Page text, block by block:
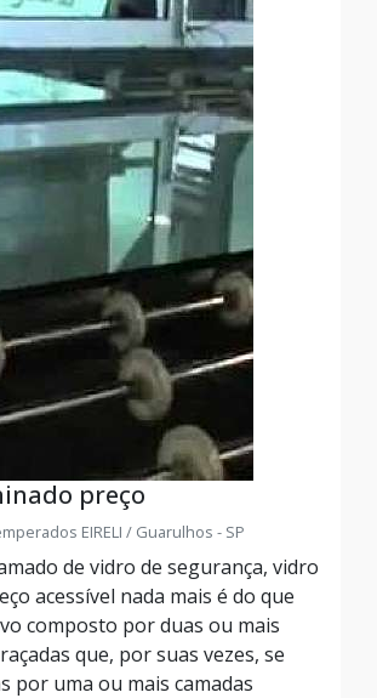
preço
EIRELI / Guarulhos - SP
de vidro de segurança, vidro
acessível nada mais é do que
composto por duas ou mais
que, por suas vezes, se
por uma ou mais camadas